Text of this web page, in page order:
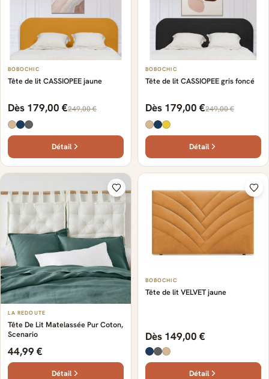
BOBOCHIC
Tête de lit CASSIOPEE jaune
Dès 179,00 €249,00 €
Détail
BOBOCHIC
Tête de lit CASSIOPEE gris foncé
Dès 179,00 €249,00 €
Détail
LA REDOUTE
Tête De Lit Matelassée Pur Coton,
Scenario
44,99 €
Détail
BOBOCHIC
Tête de lit VELVET jaune
Dès 149,00 €
Détail